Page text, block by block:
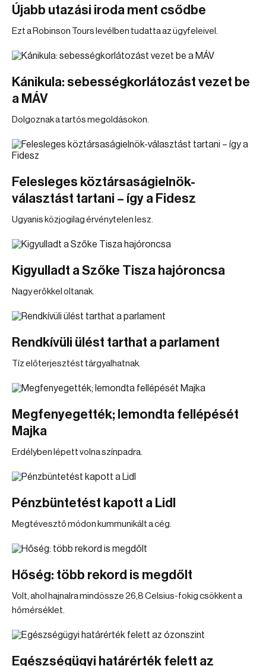
Újabb utazási iroda ment csődbe
Ezt a Robinson Tours levélben tudatta az ügyfeleivel.
Kánikula: sebességkorlátozást vezet be
a MÁV
Dolgoznak a tartós megoldásokon.
Felesleges köztársaságielnök-
választást tartani – így a Fidesz
Ugyanis közjogilag érvénytelen lesz.
Kigyulladt a Szőke Tisza hajóroncsa
Nagy erőkkel oltanak.
Rendkívüli ülést tarthat a parlament
Tíz előterjesztést tárgyalhatnak.
Megfenyegették; lemondta fellépését
Majka
Erdélyben lépett volna színpadra.
Pénzbüntetést kapott a Lidl
Megtévesztő módon kummunikált a cég.
Hőség: több rekord is megdőlt
Volt, ahol hajnalra mindössze 26,8 Celsius-fokig csökkent a
hőmérséklet.
Egészségügyi határérték felett az